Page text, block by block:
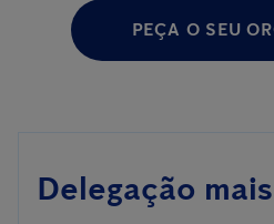
PEÇA O SEU
Delegação